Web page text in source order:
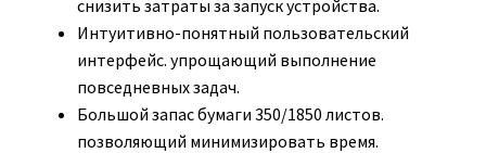
снизить затраты за запуск устройства.
Интуитивно-понятный пользовательский
интерфейс. упрощающий выполнение
повседневных задач.
Большой запас бумаги 350/1850 листов.
позволяющий минимизировать время.